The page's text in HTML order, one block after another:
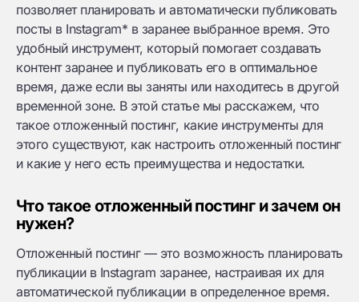
позволяет планировать и автоматически публиковать
посты в Instagram* в заранее выбранное время. Это
удобный инструмент, который помогает создавать
контент заранее и публиковать его в оптимальное
время, даже если вы заняты или находитесь в другой
временной зоне. В этой статье мы расскажем, что
такое отложенный постинг, какие инструменты для
этого существуют, как настроить отложенный постинг
и какие у него есть преимущества и недостатки.
Что такое отложенный постинг и зачем он
нужен?
Отложенный постинг — это возможность планировать
публикации в Instagram заранее, настраивая их для
автоматической публикации в определенное время.